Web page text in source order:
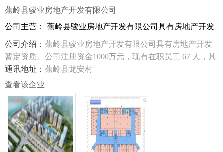
蕉岭县骏业房地产开发有限公司
公司主营： 蕉岭县骏业房地产开发有限公司具有房地产开发
公司介绍： 蕉岭县骏业房地产开发有限公司具有房地产开发
暂定资质。公司注册资金1000万元，现有在职员工 67 人，其
中具有中级以上职称 36 人。公司按照现代企业制度的管理模
式，遵循有限责任公司制度的运作方式，下设广告策划部、
企划营销部、工程部、财务部，在总经理的领导下，通力合
作，相互协调，初步形成了一个团结上进、勇于开拓的企业
团队。
通讯地址： 蕉岭县龙安村
查看该企业